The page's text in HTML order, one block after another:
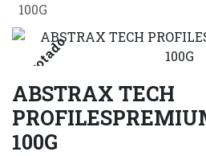
100G
Agotado
ABSTRAX TECH
100G